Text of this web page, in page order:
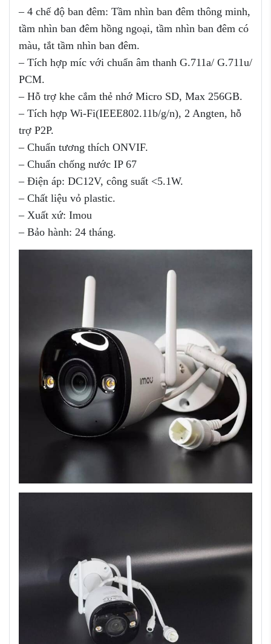
– 4 chế độ ban đêm: Tầm nhìn ban đêm thông minh,
tầm nhìn ban đêm hồng ngoại, tầm nhìn ban đêm có
màu, tắt tầm nhìn ban đêm.
– Tích hợp míc với chuẩn âm thanh G.711a/ G.711u/
PCM.
– Hỗ trợ khe cắm thẻ nhớ Micro SD, Max 256GB.
– Tích hợp Wi-Fi(IEEE802.11b/g/n), 2 Angten, hỗ
trợ P2P.
– Chuẩn tương thích ONVIF.
– Chuẩn chống nước IP 67
– Điện áp: DC12V, công suất <5.1W.
– Chất liệu vỏ plastic.
– Xuất xứ: Imou
– Bảo hành: 24 tháng.